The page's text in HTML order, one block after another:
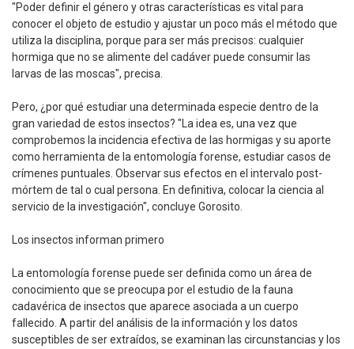
"Poder definir el género y otras características es vital para
conocer el objeto de estudio y ajustar un poco más el método que
utiliza la disciplina, porque para ser más precisos: cualquier
hormiga que no se alimente del cadáver puede consumir las
larvas de las moscas", precisa.
Pero, ¿por qué estudiar una determinada especie dentro de la
gran variedad de estos insectos? "La idea es, una vez que
comprobemos la incidencia efectiva de las hormigas y su aporte
como herramienta de la entomología forense, estudiar casos de
crímenes puntuales. Observar sus efectos en el intervalo post-
mórtem de tal o cual persona. En definitiva, colocar la ciencia al
servicio de la investigación", concluye Gorosito.
Los insectos informan primero
La entomología forense puede ser definida como un área de
conocimiento que se preocupa por el estudio de la fauna
cadavérica de insectos que aparece asociada a un cuerpo
fallecido. A partir del análisis de la información y los datos
susceptibles de ser extraídos, se examinan las circunstancias y los